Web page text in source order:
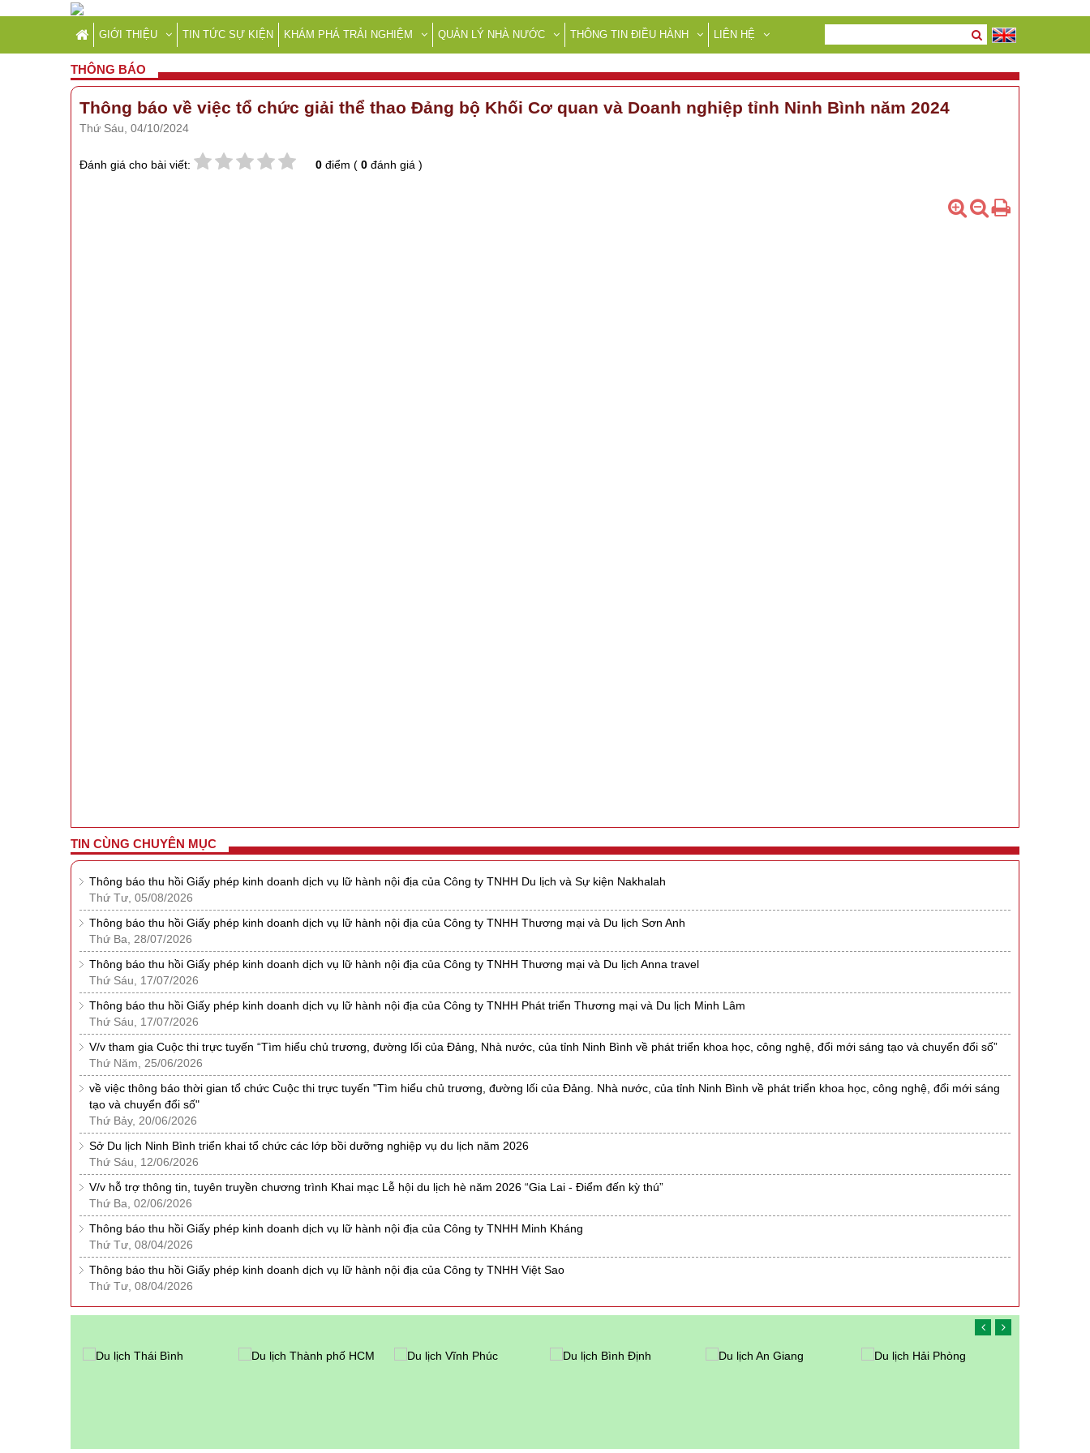
GIỚI THIỆU TIN TỨC SỰ KIỆN KHÁM PHÁ TRẢI NGHIỆM QUẢN LÝ NHÀ NƯỚC THÔNG TIN ĐIỀU HÀNH LIÊN HỆ
THÔNG BÁO
Thông báo về việc tổ chức giải thể thao Đảng bộ Khối Cơ quan và Doanh nghiệp tỉnh Ninh Bình năm 2024
Thứ Sáu, 04/10/2024
Đánh giá cho bài viết: 0 điểm ( 0 đánh giá )
TIN CÙNG CHUYÊN MỤC
Thông báo thu hồi Giấy phép kinh doanh dịch vụ lữ hành nội địa của Công ty TNHH Du lịch và Sự kiện Nakhalah
Thứ Tư, 05/08/2026
Thông báo thu hồi Giấy phép kinh doanh dịch vụ lữ hành nội địa của Công ty TNHH Thương mại và Du lịch Sơn Anh
Thứ Ba, 28/07/2026
Thông báo thu hồi Giấy phép kinh doanh dịch vụ lữ hành nội địa của Công ty TNHH Thương mại và Du lịch Anna travel
Thứ Sáu, 17/07/2026
Thông báo thu hồi Giấy phép kinh doanh dịch vụ lữ hành nội địa của Công ty TNHH Phát triển Thương mại và Du lịch Minh Lâm
Thứ Sáu, 17/07/2026
V/v tham gia Cuộc thi trực tuyến “Tìm hiểu chủ trương, đường lối của Đảng, Nhà nước, của tỉnh Ninh Bình về phát triển khoa học, công nghệ, đổi mới sáng tạo và chuyển đổi số”
Thứ Năm, 25/06/2026
về việc thông báo thời gian tổ chức Cuộc thi trực tuyến "Tìm hiểu chủ trương, đường lối của Đảng. Nhà nước, của tỉnh Ninh Bình về phát triển khoa học, công nghệ, đổi mới sáng
tạo và chuyển đổi số"
Thứ Bảy, 20/06/2026
Sở Du lịch Ninh Bình triển khai tổ chức các lớp bồi dưỡng nghiệp vụ du lịch năm 2026
Thứ Sáu, 12/06/2026
V/v hỗ trợ thông tin, tuyên truyền chương trình Khai mạc Lễ hội du lịch hè năm 2026 “Gia Lai - Điểm đến kỳ thú”
Thứ Ba, 02/06/2026
Thông báo thu hồi Giấy phép kinh doanh dịch vụ lữ hành nội địa của Công ty TNHH Minh Kháng
Thứ Tư, 08/04/2026
Thông báo thu hồi Giấy phép kinh doanh dịch vụ lữ hành nội địa của Công ty TNHH Việt Sao
Thứ Tư, 08/04/2026